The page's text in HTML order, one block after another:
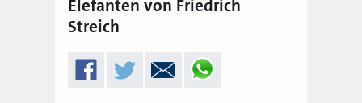
Elefanten von Friedrich
Streich